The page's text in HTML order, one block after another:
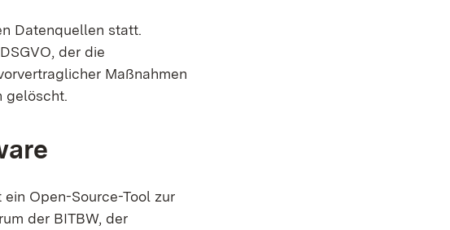
Datenquellen statt.
der die
Maßnahmen
gelöscht.
Open-Source-Tool zur
der BITBW, der